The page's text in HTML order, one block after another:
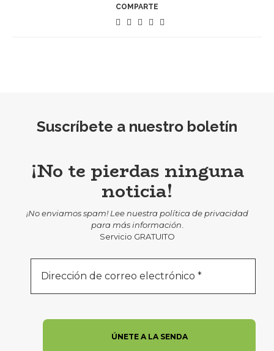
COMPARTE
Suscríbete a nuestro boletín
¡No te pierdas ninguna
noticia!
¡No enviamos spam! Lee nuestra política de privacidad
para más información.
Servicio GRATUITO